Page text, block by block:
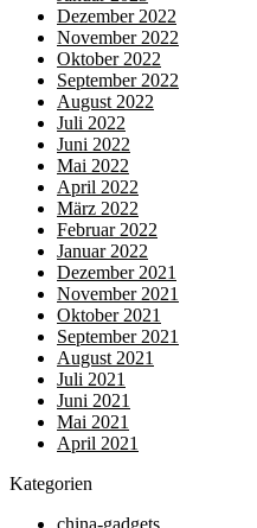
Dezember 2022
November 2022
Oktober 2022
September 2022
August 2022
Juli 2022
Juni 2022
Mai 2022
April 2022
März 2022
Februar 2022
Januar 2022
Dezember 2021
November 2021
Oktober 2021
September 2021
August 2021
Juli 2021
Juni 2021
Mai 2021
April 2021
Kategorien
china-gadgets